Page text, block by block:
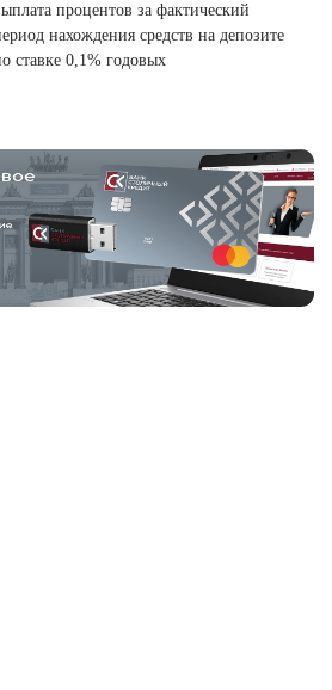
процентов за фактический
нахождения средств на депозите
ставке 0,1% годовых